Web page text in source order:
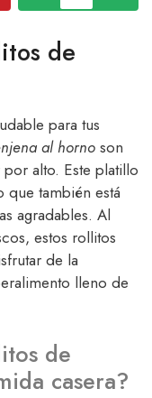
de
para tus
al horno son
alto. Este platillo
que también está
agradables. Al
estos rollitos
de la
lleno de
de
casera?